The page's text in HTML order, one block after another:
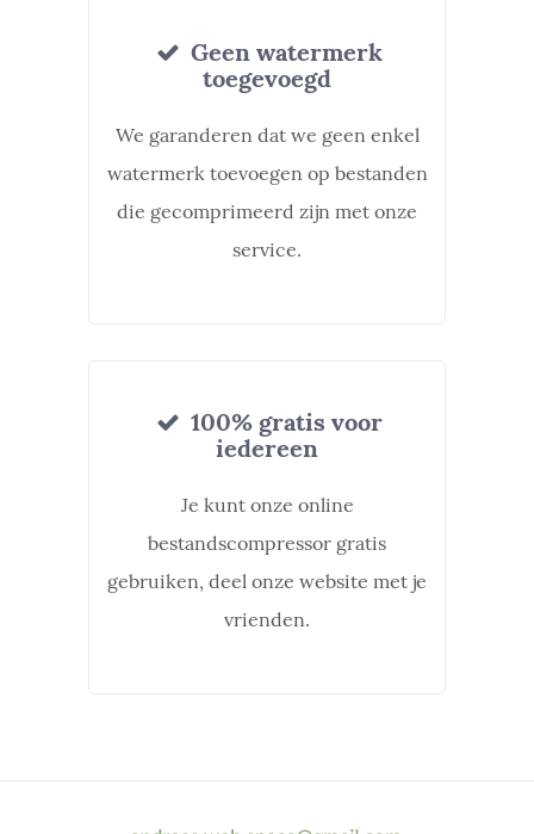
Geen watermerk
toegevoegd
We garanderen dat we geen enkel
watermerk toevoegen op bestanden
die gecomprimeerd zijn met onze
service.
100% gratis voor
iedereen
Je kunt onze online
bestandscompressor gratis
gebruiken, deel onze website met je
vrienden.